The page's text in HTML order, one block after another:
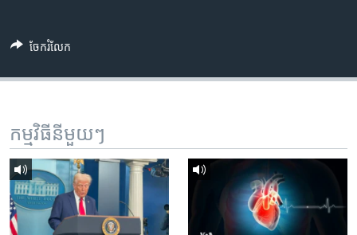
កាន់​
ភាសា
ចែករំលែក
កម្មវិធី​នីមួយៗ